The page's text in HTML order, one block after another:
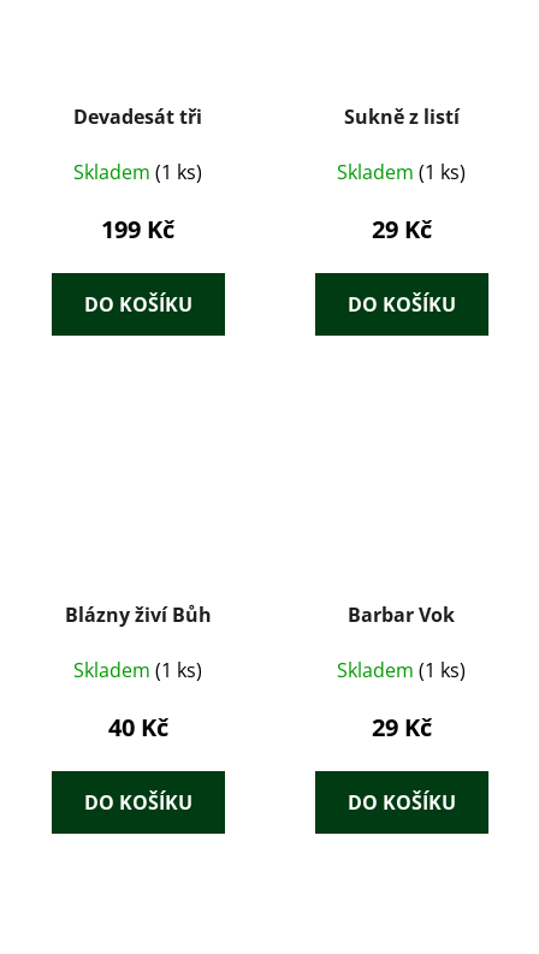
Devadesát tři
Skladem (1 ks)
199 Kč
DO KOŠÍKU
Sukně z listí
Skladem (1 ks)
29 Kč
DO KOŠÍKU
Blázny živí Bůh
Skladem (1 ks)
40 Kč
DO KOŠÍKU
Barbar Vok
Skladem (1 ks)
29 Kč
DO KOŠÍKU